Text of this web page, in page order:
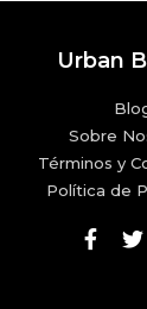
Urban
Sobre
Términos y
Política de